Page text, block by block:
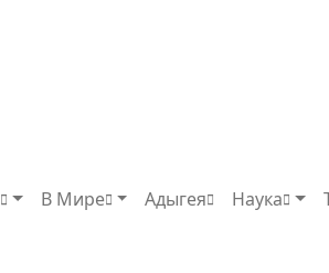
В Мире Адыгея Наука